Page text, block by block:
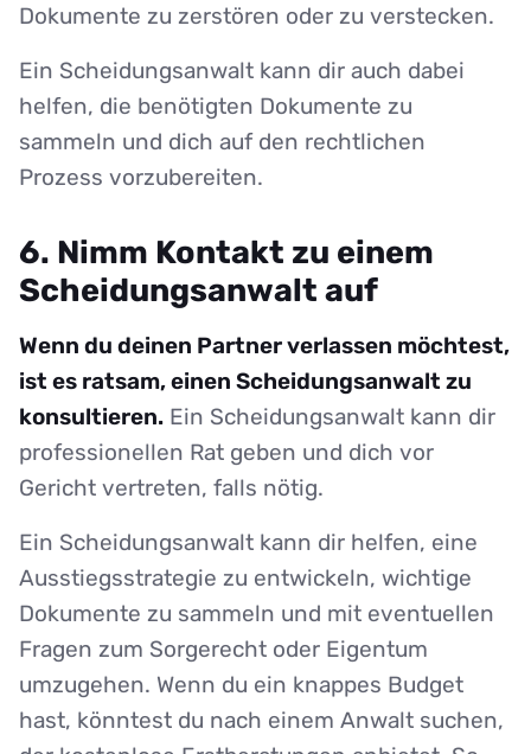
Dokumente zu zerstören oder zu verstecken.
Ein Scheidungsanwalt kann dir auch dabei
helfen, die benötigten Dokumente zu
sammeln und dich auf den rechtlichen
Prozess vorzubereiten.
6. Nimm Kontakt zu einem
Scheidungsanwalt auf
Wenn du deinen Partner verlassen möchtest,
ist es ratsam, einen Scheidungsanwalt zu
konsultieren. Ein Scheidungsanwalt kann dir
professionellen Rat geben und dich vor
Gericht vertreten, falls nötig.
Ein Scheidungsanwalt kann dir helfen, eine
Ausstiegsstrategie zu entwickeln, wichtige
Dokumente zu sammeln und mit eventuellen
Fragen zum Sorgerecht oder Eigentum
umzugehen. Wenn du ein knappes Budget
hast, könntest du nach einem Anwalt suchen,